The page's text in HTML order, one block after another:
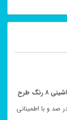
فرش ماشینی ۸ رنگ طرح
صد و با اطمینانی